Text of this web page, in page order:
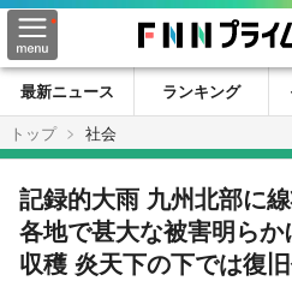
最新ニュース ランキング
トップ
社会
記録的大雨 九州北部に
各地で甚大な被害明ら
収穫 炎天下の下では復旧